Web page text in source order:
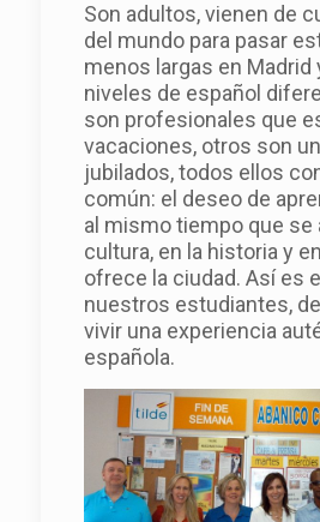
Son adultos, vienen de
del mundo para pasar
menos largas en Madrid
niveles de español
son profesionales que
vacaciones, otros son
jubilados, todos ellos
común: el deseo de
al mismo tiempo que se
cultura, en la historia y
ofrece la ciudad. Así es
nuestros estudiantes,
vivir una experiencia
española.